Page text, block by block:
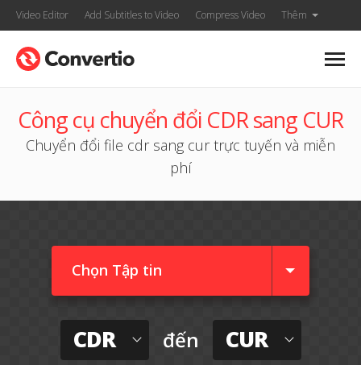
Video Editor Add Subtitles to Video Compress Video Thêm
Công cụ chuyển đổi CDR sang CUR
Chuyển đổi file cdr sang cur trực tuyến và miễn
phí
Chọn Tập tin
CDR đến CUR